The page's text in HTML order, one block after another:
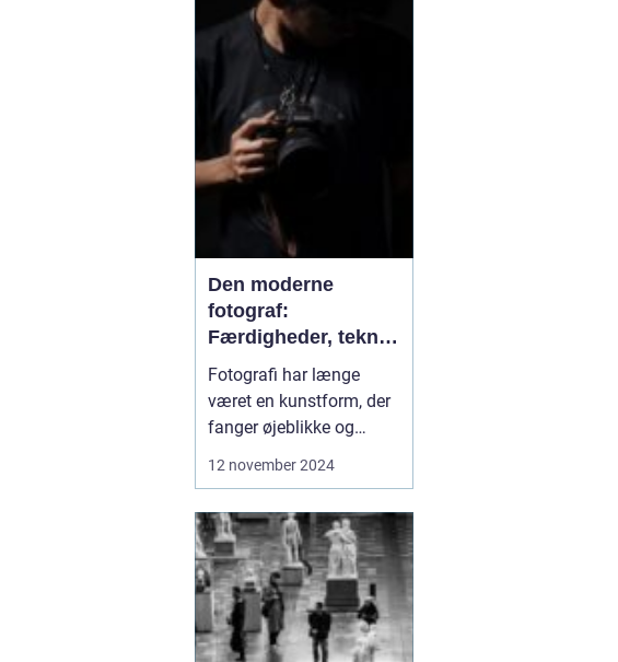
uundværlig del af enhver
virksomheds strategi i
Vejle. Fotografens evne
til at formidle
virksomhedens essens
ge...
Den moderne
fotograf:
Færdigheder, teknik
og kreativitet
Fotografi har længe
været en kunstform, der
fanger øjeblikke og
fastholder minder. I dag,
afgørende rolle i en
verden styret af billeder.
Fra den klassiske
portrætter til den
moderne influencer-
12 november 2024